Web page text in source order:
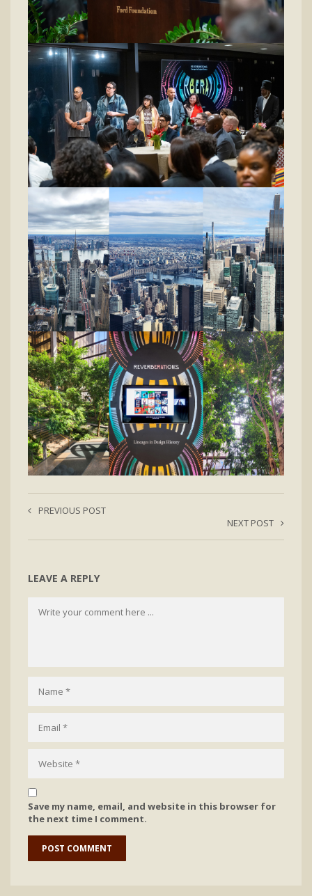
PREVIOUS POST
NEXT POST
LEAVE A REPLY
Save my name, email, and website in this browser for
the next time I comment.